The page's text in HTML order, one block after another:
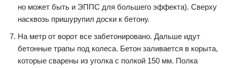
но может быть и ЭППС для большего эффекта). Сверху
насквозь пришурупил доски к бетону.
На метр от ворот все забетонировано. Дальше идут
бетонные трапы под колеса. Бетон заливается в корыта,
которые сварены из уголка с полкой 150 мм. Полка